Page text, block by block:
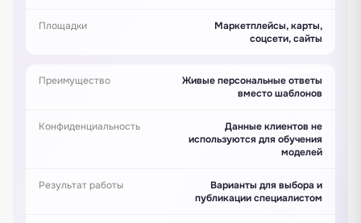
Площадки
Маркетплейсы, карты,
соцсети, сайты
Преимущество
Живые персональные ответы
вместо шаблонов
Конфиденциальность
Данные клиентов не
используются для обучения
моделей
Результат работы
Варианты для выбора и
публикации специалистом